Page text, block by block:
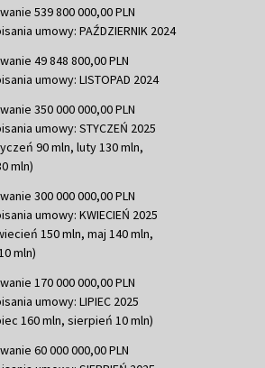
539 800 000,00 PLN
umowy: PAŹDZIERNIK 2024
49 848 800,00 PLN
umowy: LISTOPAD 2024
350 000 000,00 PLN
umowy: STYCZEŃ 2025
90 mln, luty 130 mln,
mln)
300 000 000,00 PLN
umowy: KWIECIEŃ 2025
150 mln, maj 140 mln,
mln)
170 000 000,00 PLN
umowy: LIPIEC 2025
160 mln, sierpień 10 mln)
60 000 000,00 PLN